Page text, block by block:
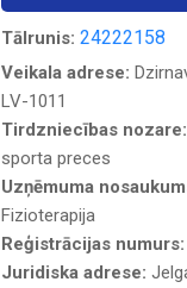
Tālrunis: 24222158
Veikala adrese:
LV-1011
Tirdzniecības nozare:
sporta preces
Uzņēmuma
Fizioterapija
Reģistrācijas numurs:
Juridiska adrese: